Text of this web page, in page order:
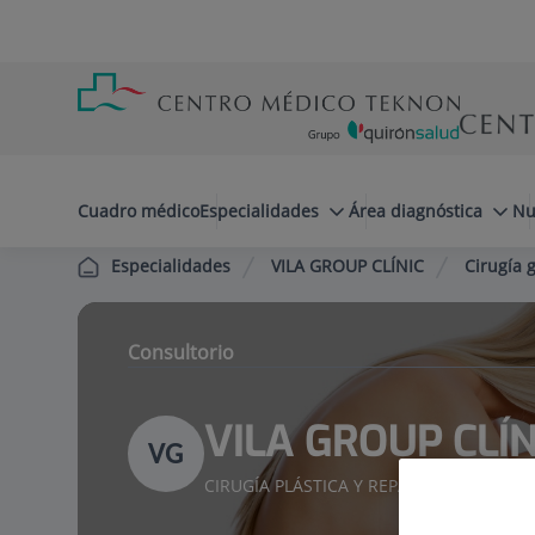
cabecera
Cuadro médicoEspecialidades Área diagnóstica
Especialidades VILA GROUP CLÍNIC Cirugía
Consultorio
VG VILA GROUP
CIRUGÍA PLÁSTICA Y REPARADORA